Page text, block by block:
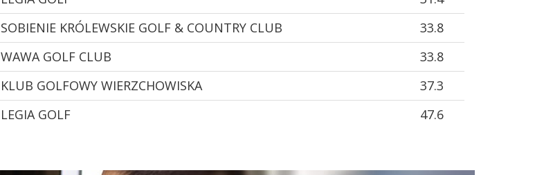
SOBIENIE KRÓLEWSKIE GOLF & COUNTRY CLUB
33.8
WAWA GOLF CLUB
33.8
KLUB GOLFOWY WIERZCHOWISKA
37.3
LEGIA GOLF 47.6